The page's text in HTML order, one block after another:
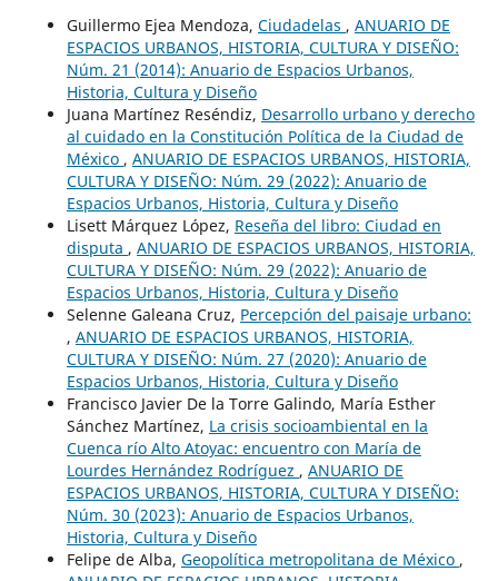
Guillermo Ejea Mendoza, Ciudadelas , ANUARIO DE
ESPACIOS URBANOS, HISTORIA, CULTURA Y DISEÑO:
Núm. 21 (2014): Anuario de Espacios Urbanos,
Historia, Cultura y Diseño
Juana Martínez Reséndiz, Desarrollo urbano y derecho
al cuidado en la Constitución Política de la Ciudad de
México , ANUARIO DE ESPACIOS URBANOS, HISTORIA,
CULTURA Y DISEÑO: Núm. 29 (2022): Anuario de
Espacios Urbanos, Historia, Cultura y Diseño
Lisett Márquez López, Reseña del libro: Ciudad en
disputa , ANUARIO DE ESPACIOS URBANOS, HISTORIA,
CULTURA Y DISEÑO: Núm. 29 (2022): Anuario de
Espacios Urbanos, Historia, Cultura y Diseño
Selenne Galeana Cruz, Percepción del paisaje urbano:
, ANUARIO DE ESPACIOS URBANOS, HISTORIA,
CULTURA Y DISEÑO: Núm. 27 (2020): Anuario de
Espacios Urbanos, Historia, Cultura y Diseño
Francisco Javier De la Torre Galindo, María Esther
Sánchez Martínez, La crisis socioambiental en la
Cuenca río Alto Atoyac: encuentro con María de
Lourdes Hernández Rodríguez , ANUARIO DE
ESPACIOS URBANOS, HISTORIA, CULTURA Y DISEÑO:
Núm. 30 (2023): Anuario de Espacios Urbanos,
Historia, Cultura y Diseño
Felipe de Alba, Geopolítica metropolitana de México ,